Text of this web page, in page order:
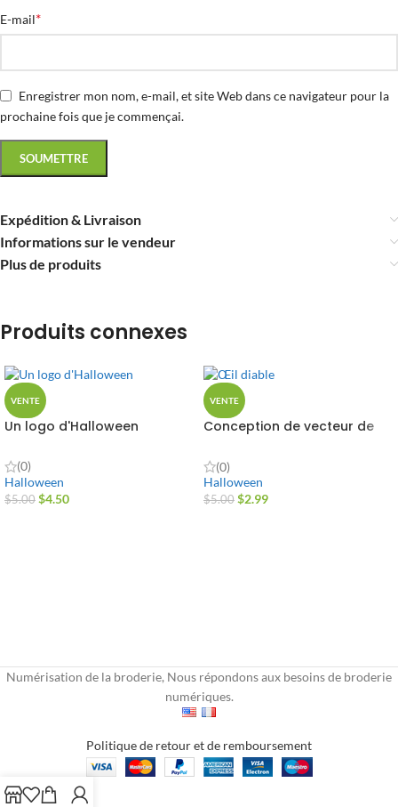
E-mail*
Enregistrer mon nom, e-mail, et site Web dans ce navigateur pour la
prochaine fois que je commençai.
Expédition & Livraison
Informations sur le vendeur
Plus de produits
Produits connexes
VENTE
Un logo d'Halloween
(0)
Halloween
$5.00 $4.50
VENTE
Conception de vecteur de
(0)
Halloween
$5.00 $2.99
Numérisation de la broderie, Nous répondons aux besoins de broderie
numériques.
Politique de retour et de remboursement